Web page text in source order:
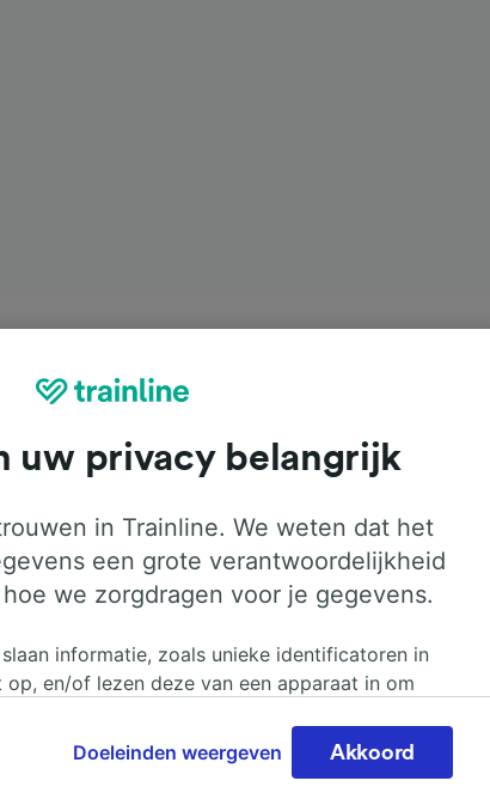
uw privacy belangrijk
in Trainline. We weten dat het
een grote verantwoordelijkheid
we zorgdragen voor je gegevens.
informatie, zoals unieke identificatoren in
en/of lezen deze van een apparaat in om
klikken. Daaronder valt ook je recht om
dat er voor de verwerking een beroep
Doeleinden weergeven Akkoord